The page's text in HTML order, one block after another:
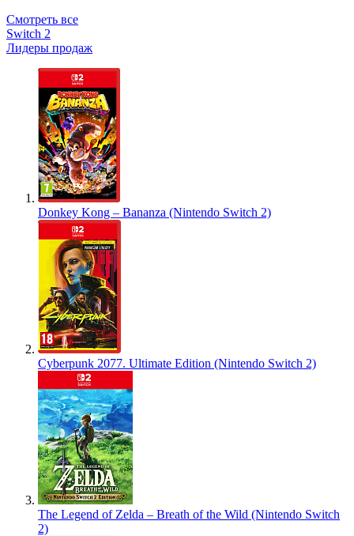
Смотреть все
Switch 2
Лидеры продаж
Donkey Kong – Bananza (Nintendo Switch 2)
Cyberpunk 2077. Ultimate Edition (Nintendo Switch 2)
The Legend of Zelda – Breath of the Wild (Nintendo Switch
2)